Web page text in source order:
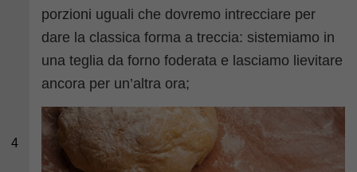
4
porzioni uguali che dovremo intrecciare per
dare la classica forma a treccia: sistemiamo in
una teglia da forno foderata e lasciamo lievitare
ancora per un’altra ora;